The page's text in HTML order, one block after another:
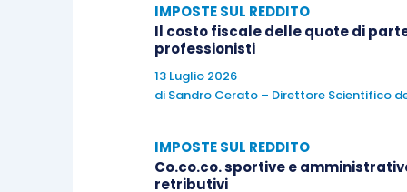
Ai fini dell’applicazione della
allenatori, i direttori tecnico-sportivi ed
titolo oneroso
che conseguono laqualificazione
emanate dalle federazioni stesse,con
distinzione dell’attività dilettantistica da
IMPOSTE SUL REDDITO
Il costo fiscale delle quote di
professionisti
13 Luglio 2026
di Sandro Cerato – Direttore Scientifico
IMPOSTE SUL REDDITO
Co.co.co. sportive e
retributivi